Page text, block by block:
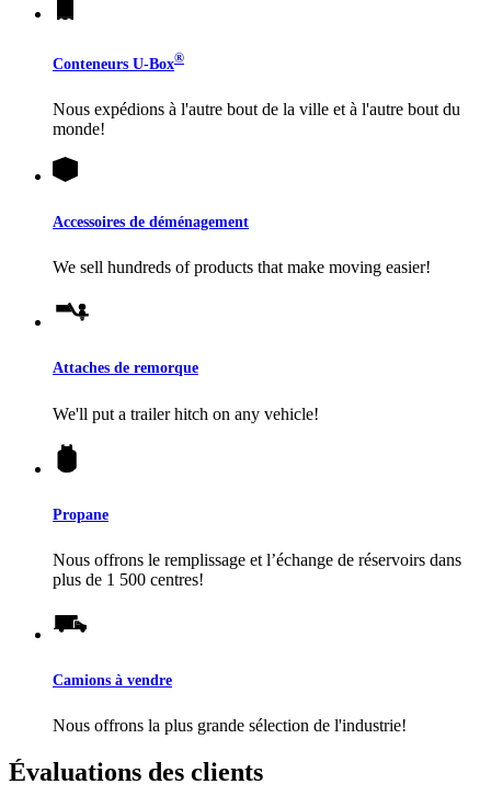
Conteneurs U-Box®
Nous expédions à l'autre bout de la ville et à l'autre bout du
monde!
Accessoires de déménagement
We sell hundreds of products that make moving easier!
Attaches de remorque
We'll put a trailer hitch on any vehicle!
Propane
Nous offrons le remplissage et l’échange de réservoirs dans
plus de 1 500 centres!
Camions à vendre
Nous offrons la plus grande sélection de l'industrie!
Évaluations des clients